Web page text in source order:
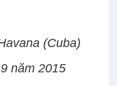
(Cuba)
năm 2015